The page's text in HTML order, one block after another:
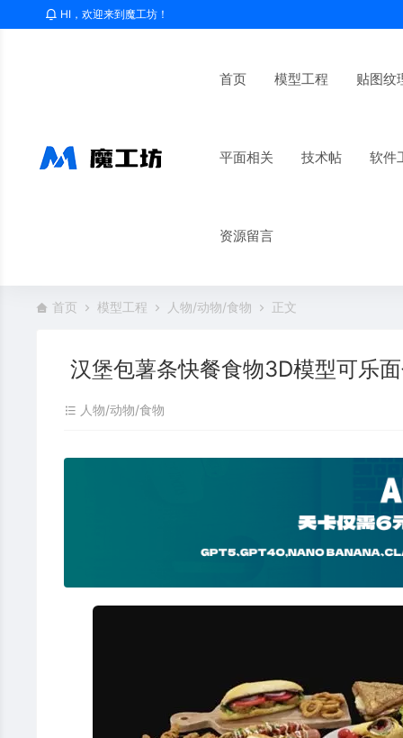
HI，欢迎来到魔工坊！
首页 模型工程 贴图纹
平面相关 技术帖 软件
资源留言
首页 模型工程 人物/动物/食物 正文
汉堡包薯条快餐食物3D模型可乐
人物/动物/食物